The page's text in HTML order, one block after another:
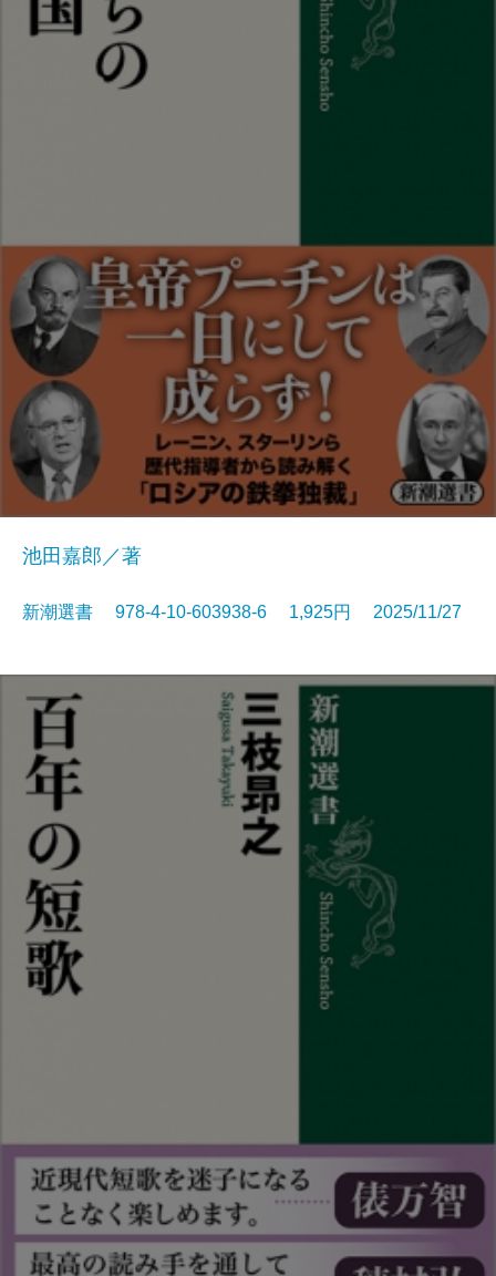
池田嘉郎／著
新潮選書 978-4-10-603938-6 1,925円 2025/11/27